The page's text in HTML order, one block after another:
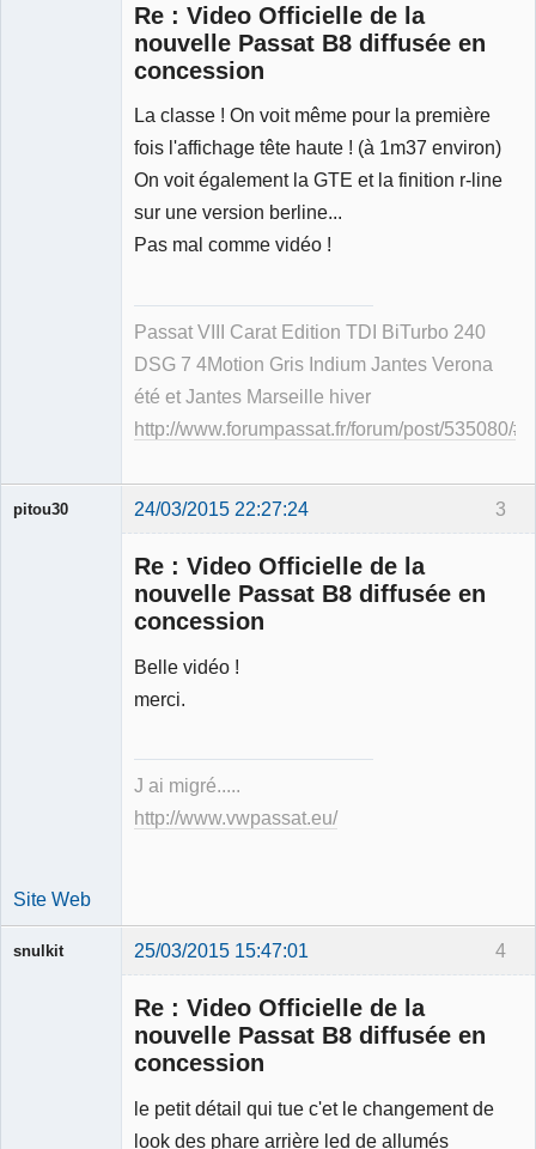
Re : Video Officielle de la
nouvelle Passat B8 diffusée en
concession
La classe ! On voit même pour la première
fois l'affichage tête haute ! (à 1m37 environ)
On voit également la GTE et la finition r-line
sur une version berline...
Pas mal comme vidéo !
Passat VIII Carat Edition TDI BiTurbo 240
DSG 7 4Motion Gris Indium Jantes Verona
été et Jantes Marseille hiver
http://www.forumpassat.fr/forum/post/535080/
3
pitou30 24/03/2015 22:27:24
Re : Video Officielle de la
nouvelle Passat B8 diffusée en
concession
Belle vidéo !
merci.
J ai migré.....
http://www.vwpassat.eu/
Site Web
4
snulkit 25/03/2015 15:47:01
Re : Video Officielle de la
nouvelle Passat B8 diffusée en
concession
le petit détail qui tue c'et le changement de
look des phare arrière led de allumés